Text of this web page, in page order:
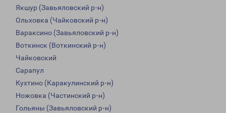
Якшур (Завьяловский р-н)
Ольховка (Чайковский р-н)
Вараксино (Завьяловский р-н)
Воткинск (Воткинский р-н)
Чайковский
Сарапул
Кухтино (Каракулинский р-н)
Ножовка (Частинский р-н)
Гольяны (Завьяловский р-н)